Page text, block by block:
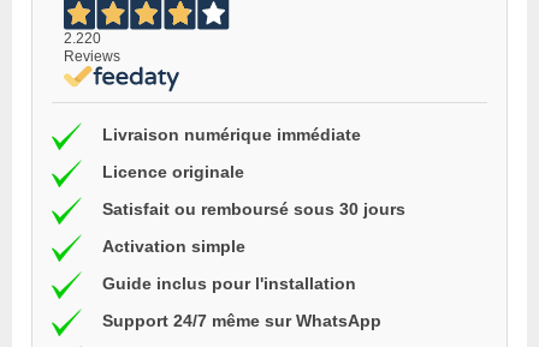
2.220
Reviews
Livraison numérique immédiate
Licence originale
Satisfait ou remboursé sous 30 jours
Activation simple
Guide inclus pour l'installation
Support 24/7 même sur WhatsApp